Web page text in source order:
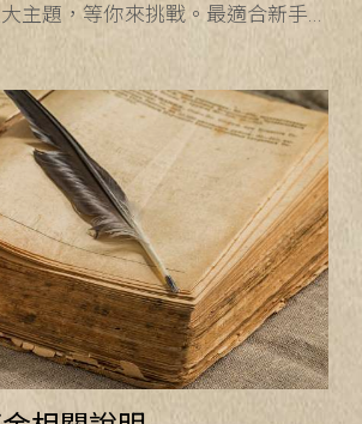
主題，等你來挑戰。最適合新手開
逃脫在熱門景點、親子娛樂、同學
動化」密逃翻轉平台。透過「密室
教學，實踐「遊戲X行動X合作式